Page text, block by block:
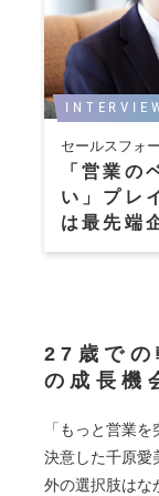
セールスフォ
「営業の
い」プレ
は最先端
27歳で
の成長機
「もっと営業
決意した千原愛
外の選択肢はな